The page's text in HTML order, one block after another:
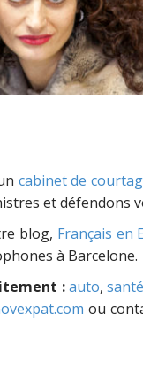
cabinet de
et défendons
blog, Français en
à Barcelone.
: auto, santé
ou